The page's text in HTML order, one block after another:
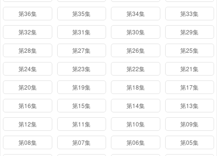
第36集 第35集 第34集 第33集
第32集 第31集 第30集 第29集
第28集 第27集 第26集 第25集
第24集 第23集 第22集 第21集
第20集 第19集 第18集 第17集
第16集 第15集 第14集 第13集
第12集 第11集 第10集 第09集
第08集 第07集 第06集 第05集